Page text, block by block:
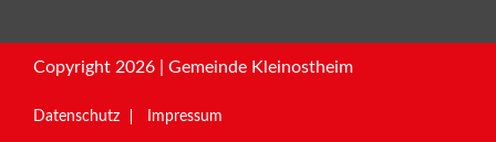
Copyright 2026 | Gemeinde Kleinostheim
Datenschutz Impressum